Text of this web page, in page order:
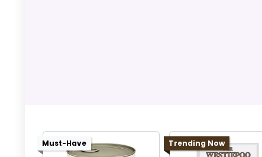
Must-Have Trending Now